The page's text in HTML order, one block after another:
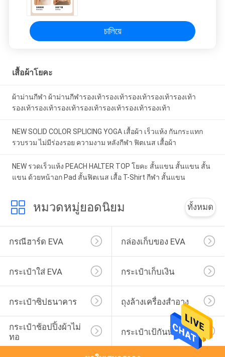
চালিয়ে
เสื้อผ้าโยคะ
ผ้าม่านกีฬา ผ้าม่านกีฬารองเท้ารองเท้ารองเท้ารองเท้ารองเท้า
รองเท้ารองเท้ารองเท้ารองเท้ารองเท้ารองเท้ารองเท้า
NEW SOLID COLOR SPLICING YOGA เสื้อผ้า เร็วแห้ง กันกระแทก
รวบรวม ไม่มีร่องรอย ความงาม หลังกีฬา ฟิตเนส เสื้อผ้า
NEW รวดเร็วแห้ง PEACH HALTER TOP โยคะ สั้นแขน สั้นแขน สั้น
แขน ด้วยหน้าอก Pad สั้นฟิตเนส เสื้อ T-Shirt กีฬา สั้นแขน
หมวดหมู่ยอดนิยม ทั้งหมด
กรณีฮาร์ด EVA กล่องเก็บของ EVA
กระเป๋าใส่ EVA กระเป๋าเก็บเงิน
กระเป๋าซิปธนาคาร ถุงล้างเครื่องสำอาง
กระเป๋าช้อปปิ้งผ้าไม่
ทอ
กระเป๋าเป้กันน้ำ